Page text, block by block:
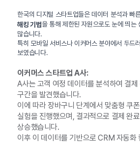
한국의 디지털 스타트업들은 데이터 분석과 빠
해킹 기법을 통해 제한된 자원으로도 눈에 띄는
많습니다.
특히 모바일 서비스나 이커머스 분야에서 두드
보였습니다.
이커머스 스타트업 A사:
A사는 고객 여정 데이터를 분석하여 결
구간을 발견했습니다.
이에 따라 장바구니 단계에서 맞춤형 쿠
실험을 진행했으며, 결과적으로 결제 완
상승했습니다.
이후 이 데이터를 기반으로 CRM 자동화